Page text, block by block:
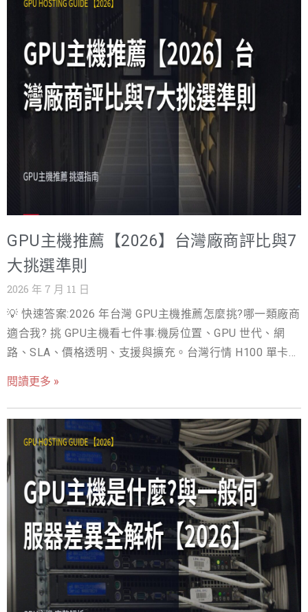
南用 H100、A100、L40S 三張市場主力卡當座標,逐一解釋
每個規格背後代表的實際能力,最後附上依工作負載整理的
選型速查表。你不需要懂半導體,只要看得懂這幾個數字的
相對關係,就足以跟供應商平起平坐地對話。 GPU Server
規格表的五個關鍵數字 拿到規格書,照這個順序檢查:第
一,VRAM 容量與種類——決定模型裝不裝得下;第二,記憶體
頻寬——決定資料餵不餵得飽;第三,TFLOPS 與支援精度——
決定算得多快;第四,互連介面(NVLink、PCIe 世代)——決定
多卡協作的效率;第五,功耗與散熱設計——決定機房裝不裝得
下。其餘的核心數量、時脈這些參數,對採購決策的影響遠
小於這五項,看不懂可以先跳過,不影響判斷。 先預告兩個規
可以差一倍,比較時務必對齊基準;二是同一顆晶片有 SXM
與 PCIe 兩種版本,頻寬與功耗上限完全不同,只寫「H100」
為什麼要花力氣看懂這五個數字?因為它們是採購、財務與
工程三方唯一的共同語言。工程師關心跑不跑得動、跑多
快;財務關心攤提與月費;採購關心規格書怎麼寫才不會被鑽
漏洞。把需求翻譯成這五個數字,三方對話的誤差會小很多
——我們看過太多專案卡在各說各話,最後買到一台誰都不滿
料管線與軟體版本,同一張卡在不同團隊手上跑出兩倍差距
很正常。規格表幫你排除絕對不夠用的選項;至於用得多好,
是工程功力的範疇。兩件事分開看,期望值才不會失真。 ▲
NVLink 900GB/s 高速互連,多卡訓練的頻寬命脈 VRAM 與
HBM:先確認模型裝不裝得下 VR
GPU主機推薦【2026】台灣廠商評比與7
大挑選準則
2026 年 7 月 11 日
💡 快速答案:2026 年台灣 GPU主機推薦怎麼挑?哪一類廠商
適合我? 挑 GPU主機看七件事:機房位置、GPU 世代、網
路、SLA、價格透明、支援與擴充。台灣行情 H100 單卡月
卡多,而是看七件事:機房位置、GPU 世代、網路品質、
SLA、價格透明度、技術支援、擴充彈性。這篇 2026 年版
指南把台灣市場三類供應商——專業主機商、電信商、國際
雲端——的定位與行情攤開比較,附上簽約前的避坑清單與兩
週評估流程。看完你可以直接拿著檢核表去要報價,少走我
們過去十五年看客戶踩過的彎路。 GPU主機推薦之前,先講
清楚評比方法 市面上的推薦文常見兩個毛病:一是拿國外雲
端的規格與價格直接套在台灣情境,忽略延遲、匯率與法遵;
二是只排價格高低,不談交期與支援品質,簽下去才發現落
差。本文的比較基準是「2026 年在台灣實際簽得到約的方
案」,對象涵蓋兩人 AI 新創到百人研發團隊,權重放在三件
閱讀更多 »